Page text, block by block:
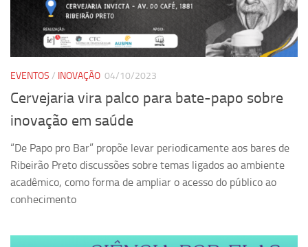
Pesquisa
Grupos de Estudo
Grupo de Estudos Avançados em Tecnologia e Informação
em Saúde com foco em Populações Vulneráveis
Grupos de estudo encerrados
Grupos de Pesquisa
Criminologia Experimental e Segurança Pública
EVENTOS / INOVAÇÃO 04/10/2023
Cervejaria vira palco para bate-papo sobre
inovação em saúde
“De Papo pro Bar” propõe levar periodicamente aos bares de
Ribeirão Preto discussões sobre temas ligados ao ambiente
acadêmico, como forma de ampliar o acesso do público ao
conhecimento